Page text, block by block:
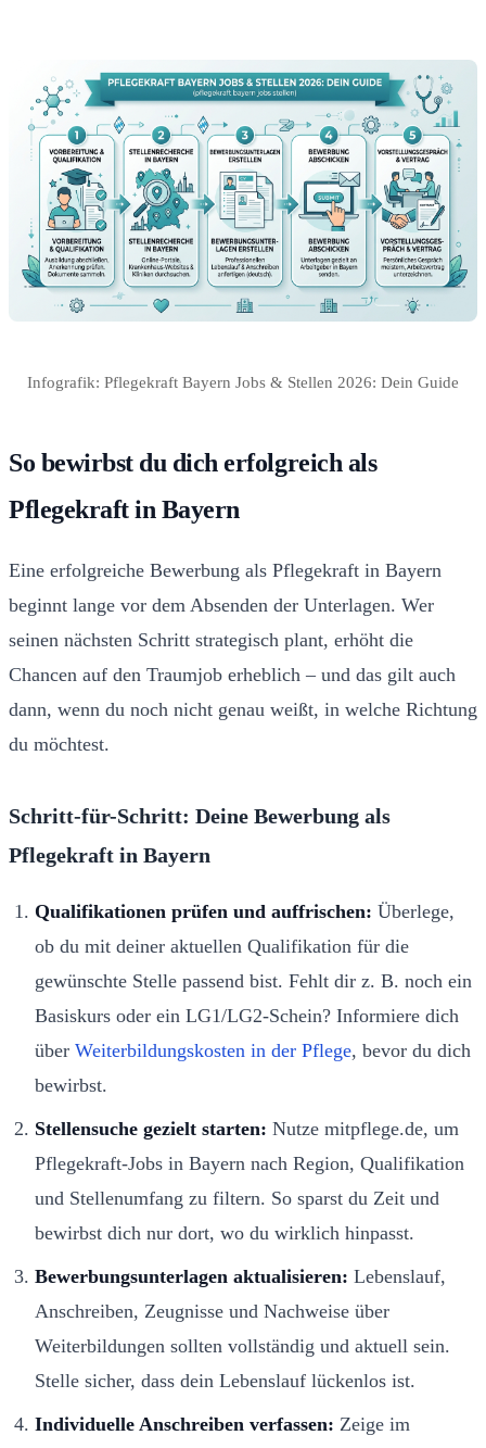
Infografik: Pflegekraft Bayern Jobs & Stellen 2026: Dein Guide
So bewirbst du dich erfolgreich als
Pflegekraft in Bayern
Eine erfolgreiche Bewerbung als Pflegekraft in Bayern
beginnt lange vor dem Absenden der Unterlagen. Wer
seinen nächsten Schritt strategisch plant, erhöht die
Chancen auf den Traumjob erheblich – und das gilt auch
dann, wenn du noch nicht genau weißt, in welche Richtung
du möchtest.
Schritt-für-Schritt: Deine Bewerbung als
Pflegekraft in Bayern
Qualifikationen prüfen und auffrischen: Überlege,
ob du mit deiner aktuellen Qualifikation für die
gewünschte Stelle passend bist. Fehlt dir z. B. noch ein
Basiskurs oder ein LG1/LG2-Schein? Informiere dich
über Weiterbildungskosten in der Pflege, bevor du dich
bewirbst.
Stellensuche gezielt starten: Nutze mitpflege.de, um
Pflegekraft-Jobs in Bayern nach Region, Qualifikation
und Stellenumfang zu filtern. So sparst du Zeit und
bewirbst dich nur dort, wo du wirklich hinpasst.
Bewerbungsunterlagen aktualisieren: Lebenslauf,
Anschreiben, Zeugnisse und Nachweise über
Weiterbildungen sollten vollständig und aktuell sein.
Stelle sicher, dass dein Lebenslauf lückenlos ist.
Individuelle Anschreiben verfassen: Zeige im